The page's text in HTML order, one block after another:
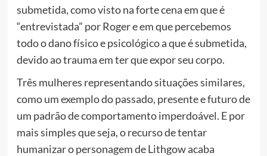
submetida, como visto nafortecena em que é
“entrevistada” por Rogere em que percebemos
todo o dano físico e psicológico a que é submetida,
devido ao trauma em ter que expor seu corpo.
Três mulheres representando situações similares,
como um exemplo do passado, presente e futuro de
um padrão de comportamento imperdoável. E por
mais simples que seja, o recurso de tentar
humanizar o personagem deLithgowacaba